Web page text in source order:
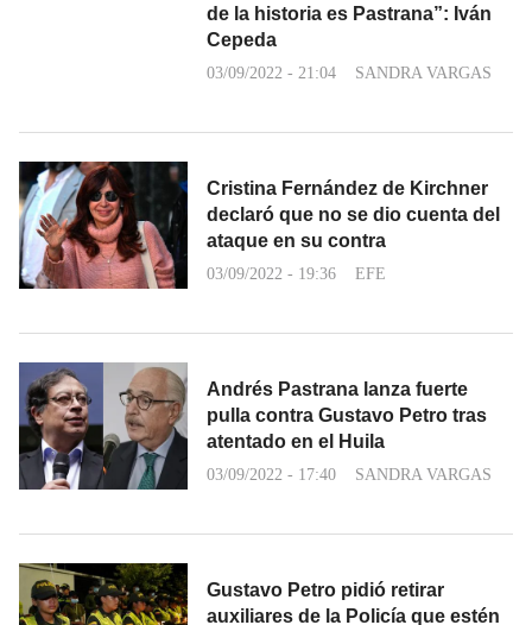
de la historia es Pastrana”: Iván
Cepeda
03/09/2022 - 21:04 SANDRA VARGAS
Cristina Fernández de Kirchner
declaró que no se dio cuenta del
ataque en su contra
03/09/2022 - 19:36 EFE
Andrés Pastrana lanza fuerte
pulla contra Gustavo Petro tras
atentado en el Huila
03/09/2022 - 17:40 SANDRA VARGAS
Gustavo Petro pidió retirar
auxiliares de la Policía que estén